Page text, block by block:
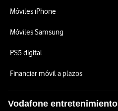
Móviles iPhone
Móviles Samsung
PS5 digital
Financiar móvil a plazos
Vodafone entretenimiento